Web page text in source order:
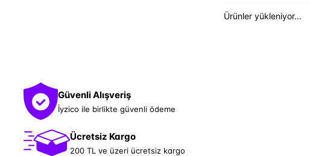
Ürünler yükleniyor...
Güvenli Alışveriş
İyzico ile birlikte güvenli ödeme
Ücretsiz Kargo
200 TL ve üzeri ücretsiz kargo